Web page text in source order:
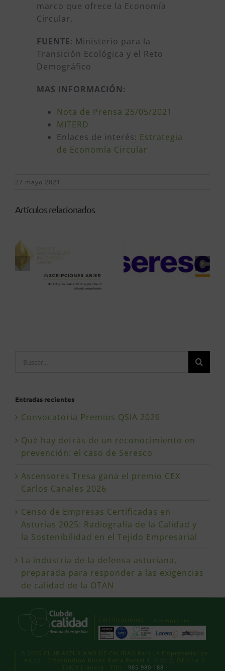
marco que ofrece la Economía
Circular.
FUENTE: Ministerio para la
Transición Ecológica y el Reto
Demográfico
MAS INFORMACIÓN:
Nota de Prensa 25/05/2021
MITERD
Enlaces de interés: Estrategia
de Economía Circular
27 mayo 2021
Artículos relacionados
Entradas recientes
Convocatoria Premios QSIA 2026
Qué hay detrás de un reconocimiento en
prevención: el caso de Seresco
Ascensores Tresa gana el premio CEX
Carlos Canales 2026
Censo de Empresas Certificadas en
Asturias 2025: Radiografía de la Calidad y
la Sostenibilidad en el Tejido Empresarial
La industria de la defensa asturiana,
preparada para responder a las exigencias
de calidad de la OTAN
Certificaciones Promotores
© 2026 CLUB ASTURIANO DE CALIDAD Parque Empresarial de
Asipo · C/Secundino Roces Riera Portal 1, Piso 2, Oficina 3
33428 Llanera · Tlfn.: 985 980 188